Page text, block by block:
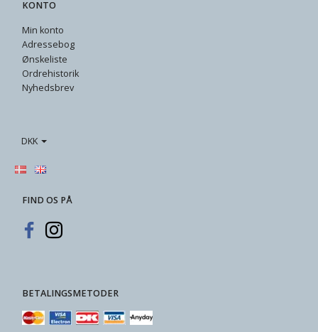
KONTO
Min konto
Adressebog
Ønskeliste
Ordrehistorik
Nyhedsbrev
DKK
FIND OS PÅ
BETALINGSMETODER